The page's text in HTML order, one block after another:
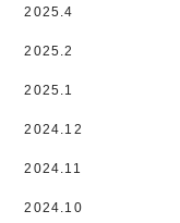
2025.4
2025.2
2025.1
2024.12
2024.11
2024.10